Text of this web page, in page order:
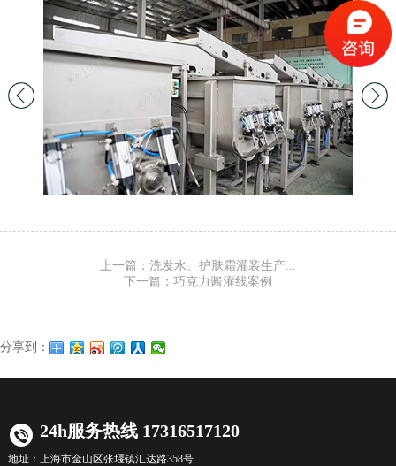
上一篇：洗发水、护肤霜灌装生产...
下一篇：巧克力酱灌线案例
分享到：
24h服务热线 17316517120
地址： 上海市金山区张堰镇汇达路358号